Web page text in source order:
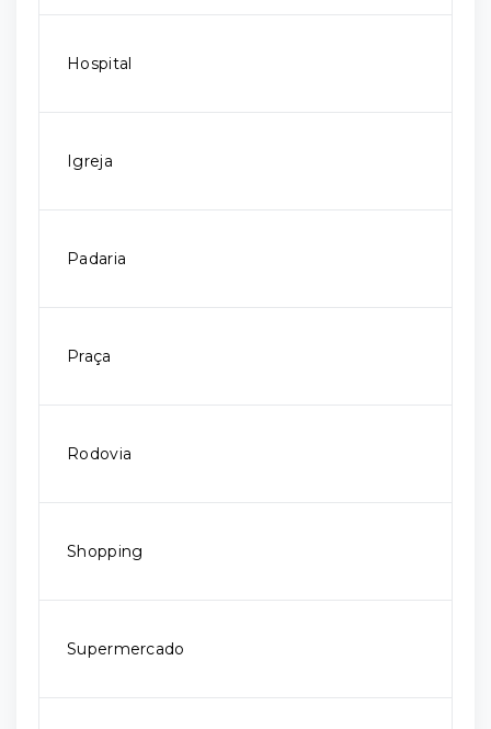
Hospital
Igreja
Padaria
Praça
Rodovia
Shopping
Supermercado